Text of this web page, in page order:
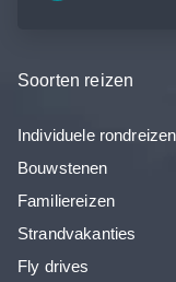
Soorten reizen
Individuele rondreizen
Bouwstenen
Familiereizen
Strandvakanties
Fly drives